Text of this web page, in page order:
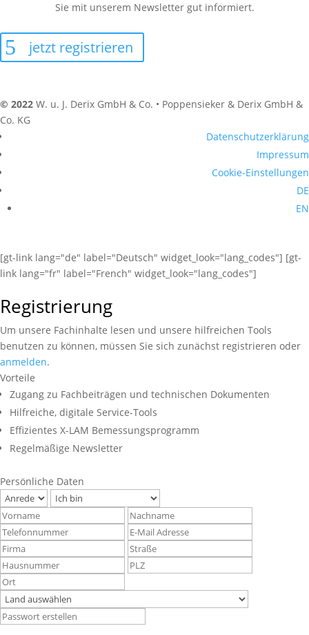
Sie mit unserem Newsletter gut informiert.
jetzt registrieren
© 2022 W. u. J. Derix GmbH & Co. • Poppensieker & Derix GmbH &
Co. KG
Datenschutzerklärung
Impressum
Cookie-Einstellungen
DE
EN
[gt-link lang="de" label="Deutsch" widget_look="lang_codes"] [gt-
link lang="fr" label="French" widget_look="lang_codes"]
Registrierung
Um unsere Fachinhalte lesen und unsere hilfreichen Tools
benutzen zu können, müssen Sie sich zunächst registrieren oder
anmelden.
Vorteile
Zugang zu Fachbeiträgen und technischen Dokumenten
Hilfreiche, digitale Service-Tools
Effizientes X-LAM Bemessungsprogramm
Regelmäßige Newsletter
Persönliche Daten